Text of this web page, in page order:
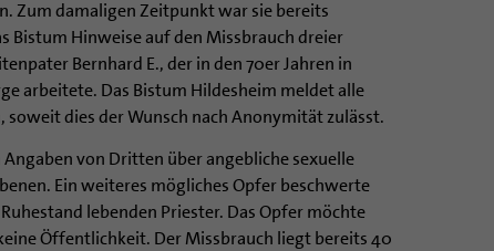
Zum damaligen Zeitpunkt war sie bereits
Bistum Hinweise auf den Missbrauch dreier
Bernhard E., der in den 70er Jahren in
arbeitete. Das Bistum Hildesheim meldet alle
soweit dies der Wunsch nach Anonymität zulässt.
von Dritten über angebliche sexuelle
Ein weiteres mögliches Opfer beschwerte
lebenden Priester. Das Opfer möchte
Öffentlichkeit. Der Missbrauch liegt bereits 40